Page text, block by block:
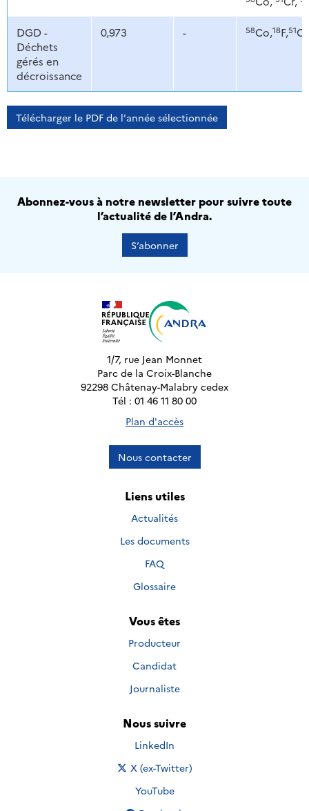
DGD -
Déchets
gérés en
décroissance
0,973 - 58Co,18F,51
Télécharger le PDF de l'année sélectionnée
Abonnez-vous à notre newsletter pour suivre toute
l’actualité de l’Andra.
S’abonner
1/7, rue Jean Monnet
Parc de la Croix-Blanche
92298 Châtenay-Malabry cedex
Tél : 01 46 11 80 00
Plan d'accès
Nous contacter
Liens utiles
Actualités
Les documents
FAQ
Glossaire
Vous êtes
Producteur
Candidat
Journaliste
Nous suivre
Nous suivre sur
LinkedIn
Nous suivre sur
X (ex-Twitter)
Nous suivre sur
YouTube